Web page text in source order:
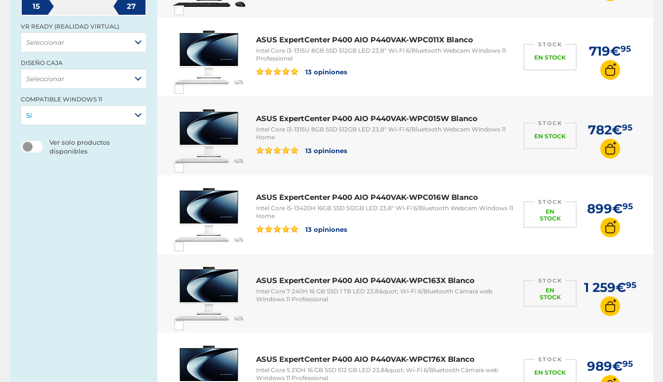
15 27
VR READY (REALIDAD VIRTUAL)
Seleccionar
DISEÑO CAJA
Seleccionar
COMPATIBLE WINDOWS 11
Sí
Ver solo productos
disponibles
ASUS ExpertCenter P400 AIO P440VAK-WPC011X Blanco
Intel Core i3-1315U 8GB SSD 512GB LED 23,8" Wi-Fi 6/Bluetooth Webcam Windows 11
Professional
13 opiniones
STOCK
EN STOCK 719€95
ASUS ExpertCenter P400 AIO P440VAK-WPC015W Blanco
Intel Core i3-1315U 8GB SSD 512GB LED 23,8" Wi-Fi 6/Bluetooth Webcam Windows 11
Home
13 opiniones
STOCK
EN STOCK 782€95
ASUS ExpertCenter P400 AIO P440VAK-WPC016W Blanco
Intel Core i5-13420H 16GB SSD 512GB LED 23,8" Wi-Fi 6/Bluetooth Webcam Windows 11
Home
13 opiniones
STOCK
EN
STOCK
899€95
ASUS ExpertCenter P400 AIO P440VAK-WPC163X Blanco
Intel Core 7 240H 16 GB SSD 1 TB LED 23,8&quot; Wi-Fi 6/Bluetooth Cámara web
Windows 11 Professional
STOCK
EN
STOCK
1 259€95
ASUS ExpertCenter P400 AIO P440VAK-WPC176X Blanco
Intel Core 5 210H 16 GB SSD 512 GB LED 23,8&quot; Wi-Fi 6/Bluetooth Cámara web
Windows 11 Professional
STOCK
EN STOCK 989€95